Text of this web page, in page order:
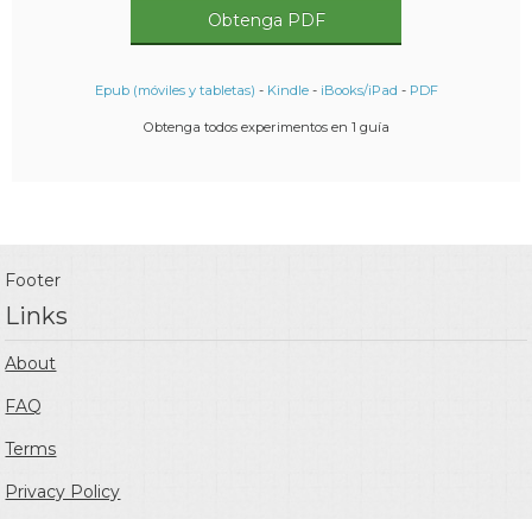
Obtenga PDF
Epub (móviles y tabletas) - Kindle- iBooks/iPad - PDF
Obtenga todos experimentos en 1 guía
Footer
Links
About
FAQ
Terms
Privacy Policy